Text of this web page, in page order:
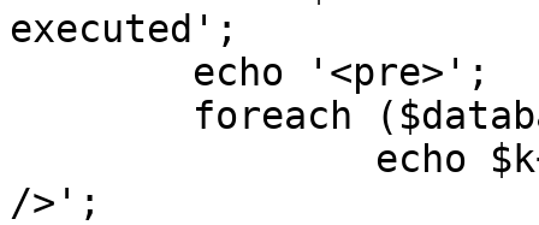
executed';
/>';